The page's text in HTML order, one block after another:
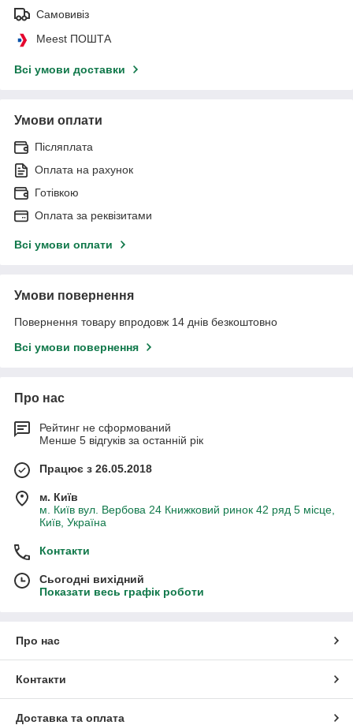
Самовивіз
Meest ПОШТА
Всі умови доставки
Умови оплати
Післяплата
Оплата на рахунок
Готівкою
Оплата за реквізитами
Всі умови оплати
Умови повернення
Повернення товару впродовж 14 днів безкоштовно
Всі умови повернення
Про нас
Рейтинг не сформований
Менше 5 відгуків за останній рік
Працює з 26.05.2018
м. Київ
м. Київ вул. Вербова 24 Книжковий ринок 42 ряд 5 місце,
Київ, Україна
Контакти
Сьогодні вихідний
Показати весь графік роботи
Про нас
Контакти
Доставка та оплата